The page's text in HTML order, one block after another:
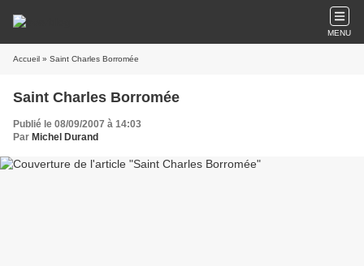
MENU
Accueil » Saint Charles Borromée
Saint Charles Borromée
Publié le 08/09/2007 à 14:03
Par Michel Durand